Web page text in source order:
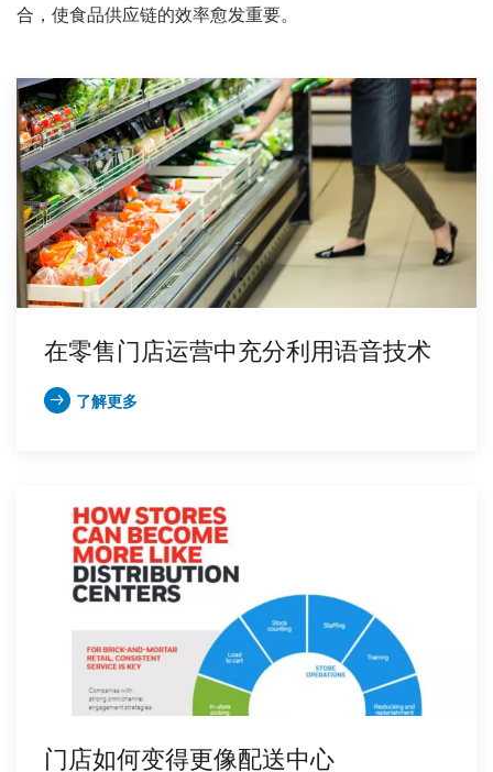
合，使食品供应链的效率愈发重要。
在零售门店运营中充分利用语音技术
了解更多
门店如何变得更像配送中心